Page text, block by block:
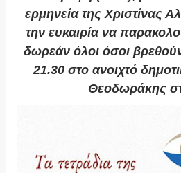
ερμηνεία της Χριστίνας
την ευκαιρία να
δωρεάν όλοι όσοι
21.30 στο ανοιχτό
Θεοδωράκης